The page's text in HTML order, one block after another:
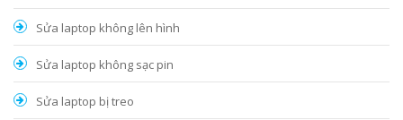
Sửa laptop không lên hình
Sửa laptop không sạc pin
Sửa laptop bị treo